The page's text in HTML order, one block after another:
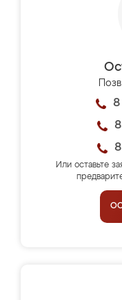
8
Или оставьте